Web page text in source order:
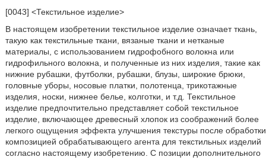
[0043] <Текстильное изделие>
В настоящем изобретении текстильное изделие означает ткань,
такую как текстильные ткани, вязаные ткани и нетканые
материалы, с использованием гидрофобного волокна или
гидрофильного волокна, и полученные из них изделия, такие как
нижние рубашки, футболки, рубашки, блузы, широкие брюки,
головные уборы, носовые платки, полотенца, трикотажные
изделия, носки, нижнее белье, колготки, и т.д. Текстильное
изделие предпочтительно представляет собой текстильное
изделие, включающее древесный хлопок из соображений более
легкого ощущения эффекта улучшения текстуры после обработки
композицией обрабатывающего агента для текстильных изделий
согласно настоящему изобретению. С позиции дополнительного